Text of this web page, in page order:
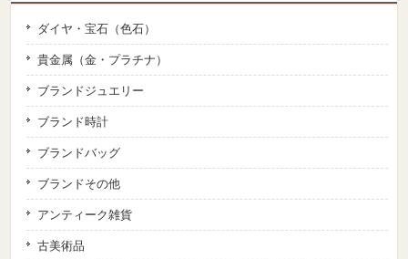
ダイヤ・宝石（色石）
貴金属（金・プラチナ）
ブランドジュエリー
ブランド時計
ブランドバッグ
ブランドその他
アンティーク雑貨
古美術品